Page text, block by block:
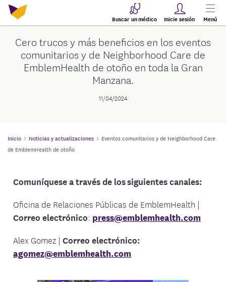
Buscar un médico Inicie sesión Menú
Cero trucos y más beneficios en los eventos
comunitarios y de Neighborhood Care de
EmblemHealth de otoño en toda la Gran
Manzana.
11/04/2024
Inicio Noticias y actualizaciones
Eventos comunitarios y de Neighborhood Care
de EmblemHealth de otoño
Comuníquese a través de los siguientes canales:
Oficina de Relaciones Públicas de EmblemHealth |
Correo electrónico: press@emblemhealth.com
Alex Gomez | Correo electrónico:
agomez@emblemhealth.com